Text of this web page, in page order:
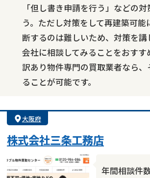
「但し書き申請を行う」などの
う。ただし対策をして再建築可能
断するのは難しいため、対策を
会社に相談してみることをおすす
訳あり物件専門の買取業者なら
ることが可能です。
大阪府
株式会社三条工務店
年間相談件